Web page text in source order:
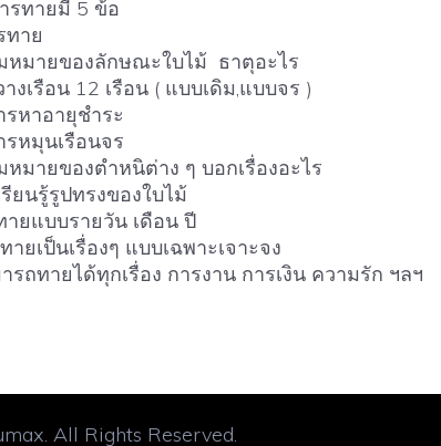
รทายมี 5 ข้อ
ทาย
มายของลักษณะใบไม้ ธาตุอะไร
งเรือน 12 เรือน ( แบบเดิม,แบบจร )
หาอายุชำระ
หมุนเรือนจร
มายของตำหนิต่าง ๆ บอกเรื่องอะไร
ยนรู้รูปทรงของใบไม้
ยแบบรายวัน เดือน ปี
ายเป็นเรื่องๆ แบบเฉพาะเจาะจง
รถทายได้ทุกเรื่อง การงาน การเงิน ความรัก ฯลฯ
All Rights Reserved.